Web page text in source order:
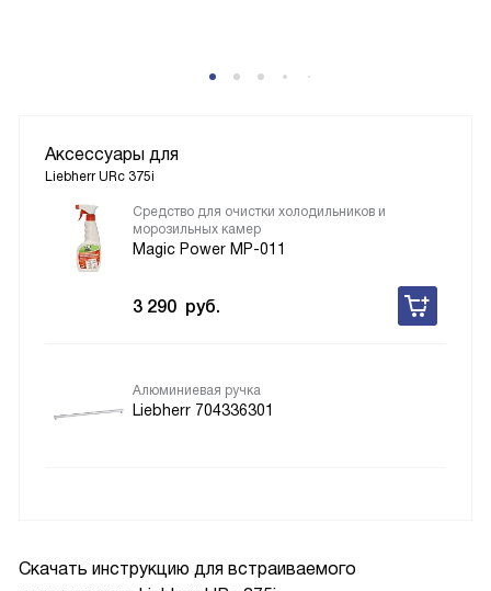
Скачать инструкцию для встраиваемого
Аксессуары для
Liebherr URc 375i
Средство для очистки холодильников и
морозильных камер
Magic Power MP-011
3 290 руб.
Алюминиевая ручка
Liebherr 704336301